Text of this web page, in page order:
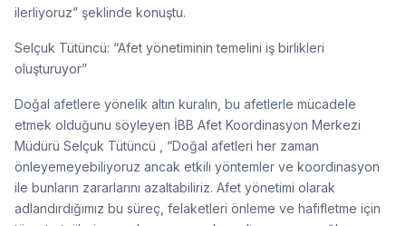
ilerliyoruz” şeklinde konuştu.
Selçuk Tütüncü: “Afet yönetiminin temelini iş birlikleri
oluşturuyor”
Doğal afetlere yönelik altın kuralın, bu afetlerle mücadele
etmek olduğunu söyleyen İBB Afet Koordinasyon Merkezi
Müdürü Selçuk Tütüncü , “Doğal afetleri her zaman
önleyemeyebiliyoruz ancak etkili yöntemler ve koordinasyon
ile bunların zararlarını azaltabiliriz. Afet yönetimi olarak
adlandırdığımız bu süreç, felaketleri önleme ve hafifletme için